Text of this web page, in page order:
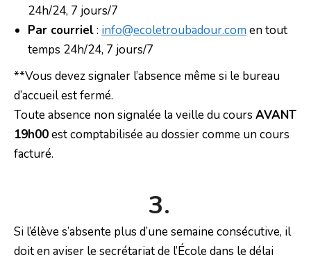
24h/24, 7 jours/7
Par courriel: info@ecoletroubadour.com en tout
temps 24h/24, 7 jours/7
**Vous devez signaler l’absence même si le bureau
d’accueil est fermé.
Toute absence non signalée la veille du cours AVANT
19h00est comptabilisée au dossier comme un cours
facturé.
3.
Si l’élève s’absente plus d’une semaine consécutive, il
doit en aviser le secrétariat de l’École dans le délai